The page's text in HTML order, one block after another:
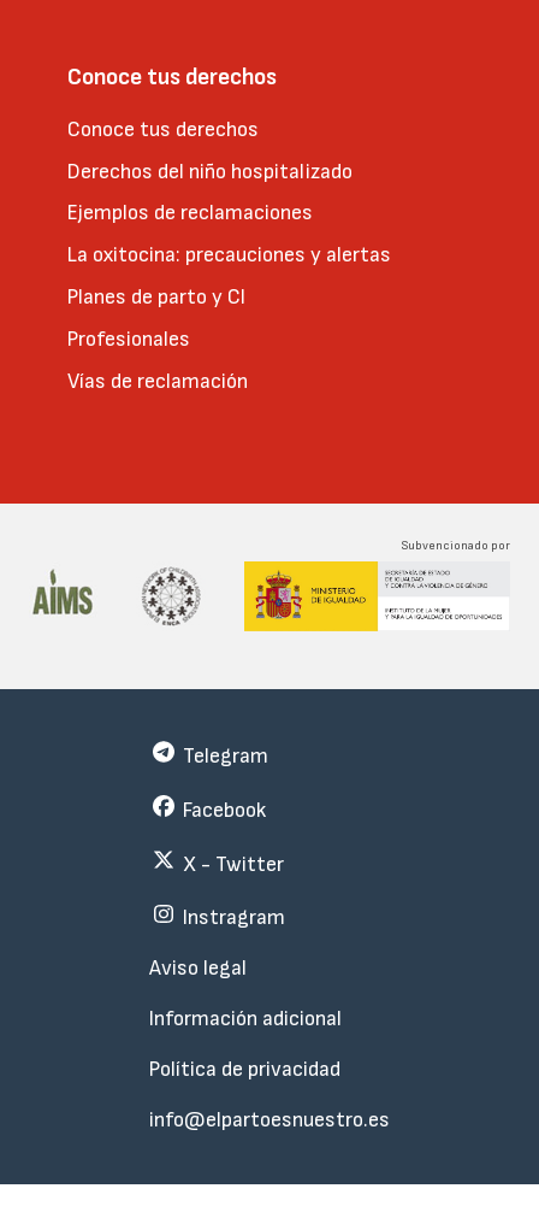
Conoce tus derechos
Conoce tus derechos
Derechos del niño hospitalizado
Ejemplos de reclamaciones
La oxitocina: precauciones y alertas
Planes de parto y CI
Profesionales
Vías de reclamación
Subvencionado por
Subfooter
Telegram
Facebook
X - Twitter
Instragram
Aviso legal
Información adicional
Política de privacidad
info@elpartoesnuestro.es